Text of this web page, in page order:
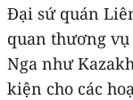
Đại sứ quán
quan thương vụ
Nga như
kiện cho các